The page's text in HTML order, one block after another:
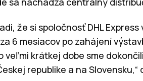
že si spoločnosť DHL
6 mesiacov po zahájení
veľmi krátkej dobe sme
republike a na Slovensku,“